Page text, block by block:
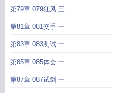
第79章 079狂风 三
第81章 081交手 一
第83章 083测试 一
第85章 085体会 一
第87章 087试剑 一